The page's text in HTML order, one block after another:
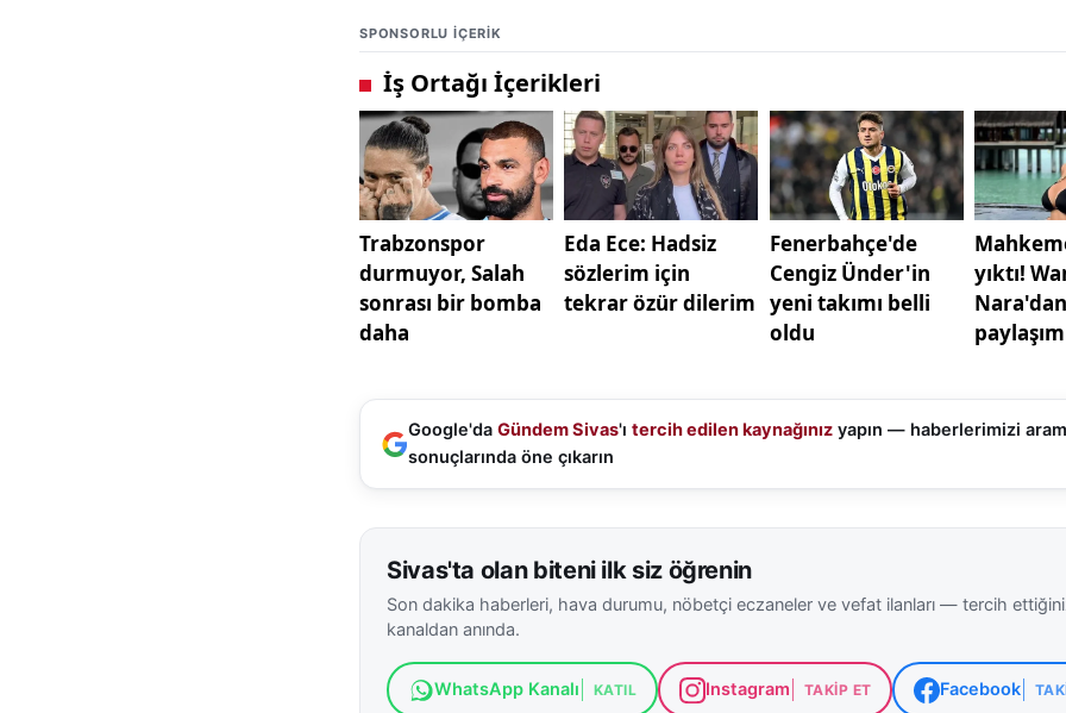
görüntülerin artmasından endişe duyduklarını dile getiriyor. Kırsal
yaşayanların ve sürücülerin dikkatli olması gerektiği belirtilirken, konuyla
gelişmeler gundemsivas.com ’da Sivas haberleri ve Gemerek gündemi
altında yakından takip ediliyor.
Yolda koşan kurtları görüntüleyen Sinan Karabulut, yaşadığı anları şu
“Arkadaşlarımızla Sızır’a gezmeye gidiyorduk. Bir anda aracımızın önüne
Sızır istikametine doğru koşmaya başladılar. O anları cep telefonumla kayıt
aldım. Özellikle o bölgede yaşayan vatandaşlarımızın dikkatli olmasını
Karabulut’un kaydettiği görüntüler kısa sürede sosyal medyada da
yiyecek kaynaklarının azalması, ağır kış şartları ve doğal yaşam alanlarının
karşılaştıklarında panik yapmaması, hayvanlara yaklaşmaması ve durumu
kurumlara bildirmesi gerektiğini belirtiyor.
Bu tür olaylarda koordinasyonun sağlanması için başta Sivas Valiliği olmak
ilgili kamu kurumları süreci yakından takip ediyor. Doğa Koruma ve Milli
birimleri, yaban hayvanlarının doğal yaşam alanlarına yönlendirilmesi ve
SPONSORLU IÇERIK
Google'da Gündem Sivas'ı tercih edilen kaynağınız yapın — haberlerimizi
sonuçlarında öne çıkarın
Sivas'ta olan biteni ilk siz öğrenin
Son dakika haberleri, hava durumu, nöbetçi eczaneler ve vefat ilanları — tercih
kanaldan anında.
WhatsApp Kanalı KATIL Instagram TAKIP ET Facebook